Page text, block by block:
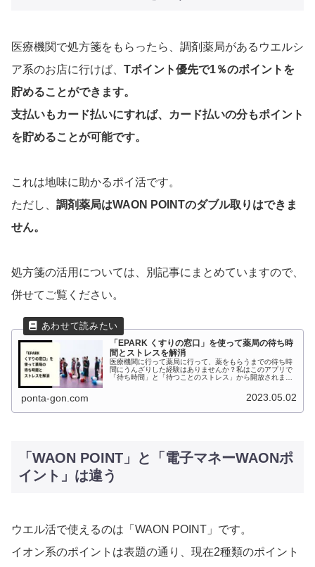
医療機関で処方箋をもらったら、調剤薬局があるウエルシ
ア系のお店に行けば、 Tポイント優先で1％のポイントを
貯めることができます。
支払いもカード払いにすれば、カード払いの分もポイント
を貯めることが可能です。
これは地味に助かるポイ活です。
ただし、 調剤薬局はWAON POINTのダブル取りはできま
せん。
処方箋の活用については、別記事にまとめていますので、
併せてご覧ください。
「EPARK くすりの窓口」を使って薬局の待ち時
間とストレスを解消
医療機関に行って薬局に行って、薬をもらうまでの待ち時
間にうんざりした経験はありませんか？私はこのアプリで
「待ち時間」と「待つことのストレス」から開放されまし
ponta-gon.com 2023.05.02
「WAON POINT」と「電子マネーWAONポ
イント」は違う
ウエル活で使えるのは「WAON POINT」です。
イオン系のポイントは表題の通り、現在2種類のポイント